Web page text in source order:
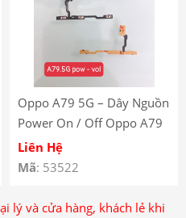
Oppo A79 5G – Dây Nguồn
Power On / Off Oppo A79
5G – Dây Nguồn Volume
Âm Lượng Oppo A79.5G –
Volume Button Flex
Liên Hệ
Mã: 53522
lý và cửa hàng, khách lẻ khi